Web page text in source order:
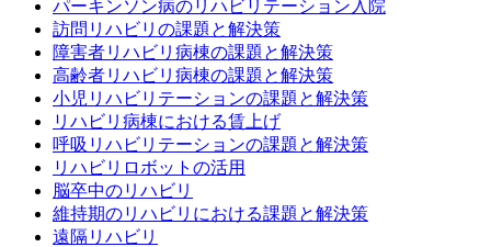
パーキンソン病のリハビリテーション入院
訪問リハビリの課題と解決策
障害者リハビリ病棟の課題と解決策
高齢者リハビリ病棟の課題と解決策
小児リハビリテーションの課題と解決策
リハビリ病棟における賃上げ
呼吸リハビリテーションの課題と解決策
リハビリロボットの活用
脳卒中のリハビリ
維持期のリハビリにおける課題と解決策
遠隔リハビリ